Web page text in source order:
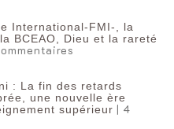
International-FMI-, la
BCEAO, Dieu et la rareté
: La fin des retards
une nouvelle ère
supérieur | 4